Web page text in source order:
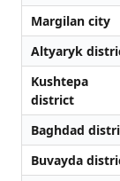
Margilan city
Altyaryk
Kushtepa
district
Baghdad
Buvayda